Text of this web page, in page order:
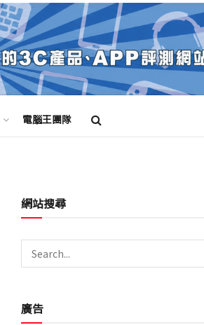
電腦王團隊
網站搜尋
廣告